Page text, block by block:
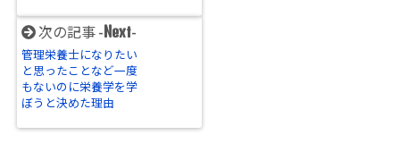
次の記事 - Next-
管理栄養士になりたい
と思ったことなど一度
もないのに栄養学を学
ぼうと決めた理由